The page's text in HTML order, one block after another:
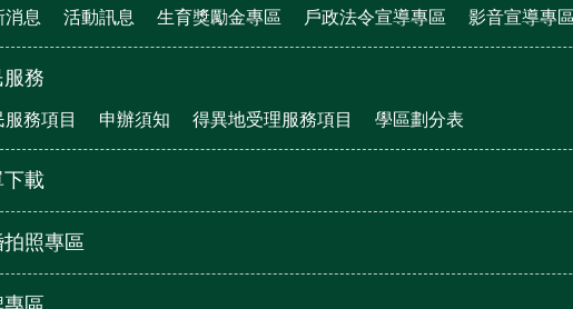
消息 活動訊息 生育獎勵金專區 戶政法令宣導專區 影音宣導專區
務
服務項目 申辦須知 得異地受理服務項目 學區劃分表
下載
照專區